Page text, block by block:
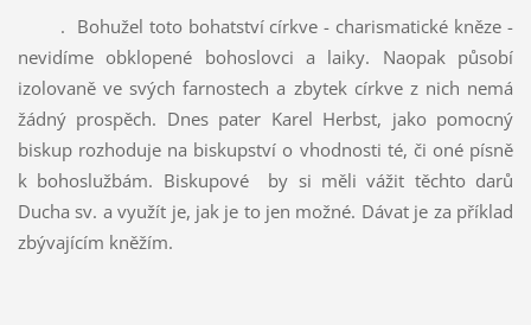
. Bohužel toto bohatství církve - charismatické kněze -
nevidíme obklopené bohoslovci a laiky. Naopak působí
izolovaně ve svých farnostech a zbytek církve z nich nemá
žádný prospěch. Dnes pater Karel Herbst, jako pomocný
biskup rozhoduje na biskupství o vhodnosti té, či oné písně
k bohoslužbám. Biskupové
by si měli vážit těchto darů
Ducha sv. a využít je, jak je to jen možné. Dávat je za příklad
zbývajícím kněžím.